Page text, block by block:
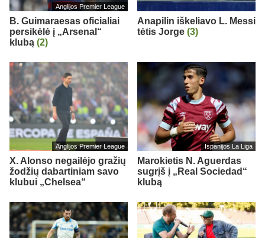
Anglijos Premier League
B. Guimaraesas oficialiai
persikėlė į „Arsenal“
klubą (2)
Anapilin iškeliavo L. Messi
tėtis Jorge (3)
Anglijos Premier League
X. Alonso negailėjo gražių
žodžių dabartiniam savo
klubui „Chelsea“
Ispanijos La Liga
Marokietis N. Aguerdas
sugrįš į „Real Sociedad“
klubą